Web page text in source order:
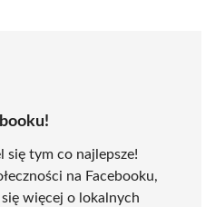
tym co najlepsze!
na Facebooku,
więcej o lokalnych